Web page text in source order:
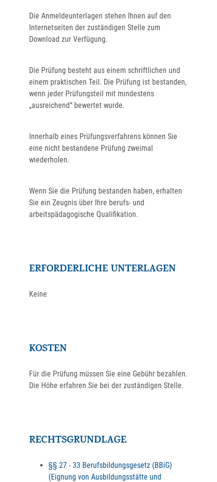
Die Anmeldeunterlagen stehen Ihnen auf den
Internetseiten der zuständigen Stelle zum
Download zur Verfügung.
Die Prüfung besteht aus einem schriftlichen und
einem praktischen Teil. Die Prüfung ist bestanden,
wenn jeder Prüfungsteil mit mindestens
„ausreichend“ bewertet wurde.
Innerhalb eines Prüfungsverfahrens können Sie
eine nicht bestandene Prüfung zweimal
wiederholen.
Wenn Sie die Prüfung bestanden haben, erhalten
Sie ein Zeugnis über Ihre berufs- und
arbeitspädagogische Qualifikation.
ERFORDERLICHE UNTERLAGEN
Keine
KOSTEN
Für die Prüfung müssen Sie eine Gebühr bezahlen.
Die Höhe erfahren Sie bei der zuständigen Stelle.
RECHTSGRUNDLAGE
§§ 27 - 33 Berufsbildungsgesetz (BBiG)
(Eignung von Ausbildungsstätte und